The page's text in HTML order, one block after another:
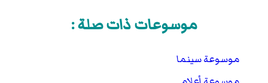
موسوعات ذات صلة :
موسوعة سينما